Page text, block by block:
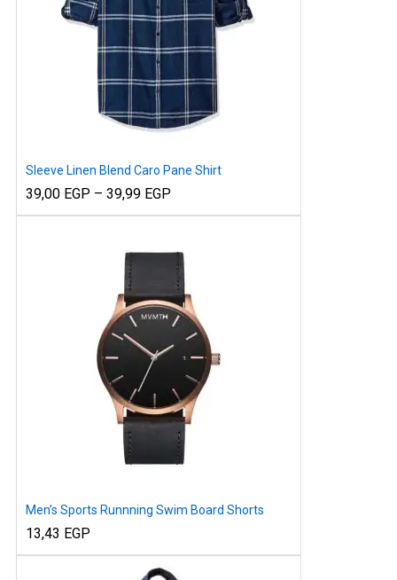
Sleeve Linen Blend Caro Pane Shirt
39,00 EGP – 39,99 EGPPrice
39,00 EGP
39,99 EGP
Men’s Sports Runnning Swim Board Shorts
13,43 EGP